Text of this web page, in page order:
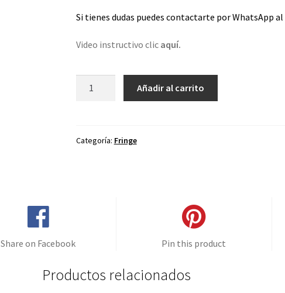
Si tienes dudas puedes contactarte por WhatsApp al
Video instructivo clic aquí.
Oakley
Añadir al carrito
Categoría: Fringe
Share on Facebook Pin this product
Productos relacionados